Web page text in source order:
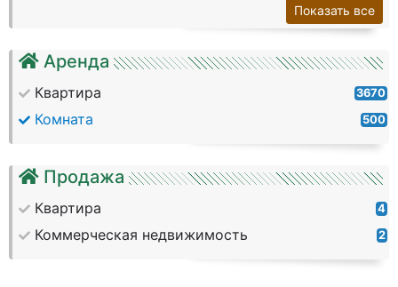
Аренда
Квартира 3670
Комната 500
Продажа
Квартира 4
Коммерческая недвижимость 2
Показать все